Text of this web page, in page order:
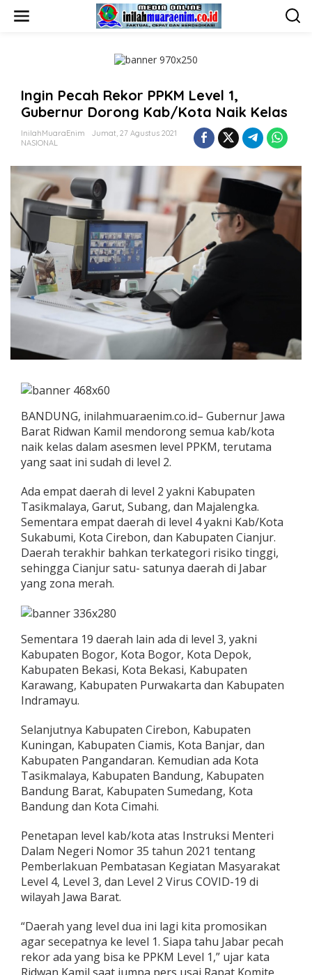
Ingin Pecah Rekor PPKM Level 1,
Gubernur Dorong Kab/Kota Naik Kelas
InilahMuaraEnim
Jumat, 27 Agustus 2021
NASIONAL
BANDUNG, inilahmuaraenim.co.id– Gubernur Jawa
Barat Ridwan Kamil mendorong semua kab/kota
naik kelas dalam asesmen level PPKM, terutama
yang saat ini sudah di level 2.
Ada empat daerah di level 2 yakni Kabupaten
Tasikmalaya, Garut, Subang, dan Majalengka.
Sementara empat daerah di level 4 yakni Kab/Kota
Sukabumi, Kota Cirebon, dan Kabupaten Cianjur.
Daerah terakhir bahkan terkategori risiko tinggi,
sehingga Cianjur satu- satunya daerah di Jabar
yang zona merah.
Sementara 19 daerah lain ada di level 3, yakni
Kabupaten Bogor, Kota Bogor, Kota Depok,
Kabupaten Bekasi, Kota Bekasi, Kabupaten
Karawang, Kabupaten Purwakarta dan Kabupaten
Indramayu.
Selanjutnya Kabupaten Cirebon, Kabupaten
Kuningan, Kabupaten Ciamis, Kota Banjar, dan
Kabupaten Pangandaran. Kemudian ada Kota
Tasikmalaya, Kabupaten Bandung, Kabupaten
Bandung Barat, Kabupaten Sumedang, Kota
Bandung dan Kota Cimahi.
Penetapan level kab/kota atas Instruksi Menteri
Dalam Negeri Nomor 35 tahun 2021 tentang
Pemberlakuan Pembatasan Kegiatan Masyarakat
Level 4, Level 3, dan Level 2 Virus COVID-19 di
wilayah Jawa Barat.
“Daerah yang level dua ini lagi kita promosikan
agar secepatnya ke level 1. Siapa tahu Jabar pecah
rekor ada yang bisa ke PPKM Level 1,” ujar kata